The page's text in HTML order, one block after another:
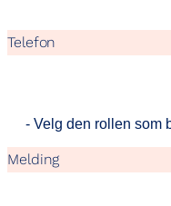
Telefon
Melding